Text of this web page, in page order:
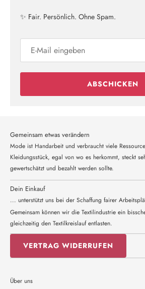
✨ Fair. Persönlich. Ohne Spam.
ABSCHICKEN
Gemeinsam etwas verändern
Mode ist Handarbeit und verbraucht viele
Kleidungsstück, egal von wo es herkommt, steckt
gewertschätzt und bezahlt werden sollte.
Dein Einkauf
... unterstützt uns bei der Schaffung fairer
Gemeinsam können wir die Textilindustrie ein
gleichzeitig den Textilkreislauf entlasten.
VERTRAG WIDERRUFEN
Über uns